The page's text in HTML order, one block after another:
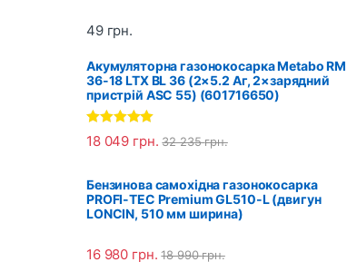
49 грн.
Акумуляторна газонокосарка Metabo RM
36-18 LTX BL 36 (2×5.2 Аг, 2×зарядний
пристрій ASC 55) (601716650)
Оцінено в
5.00з 5
18 049 грн. 32 235грн.
Бензинова самохідна газонокосарка
PROFI-TEC Premium GL510-L (двигун
LONCIN, 510 мм ширина)
16 980 грн. 18 990грн.